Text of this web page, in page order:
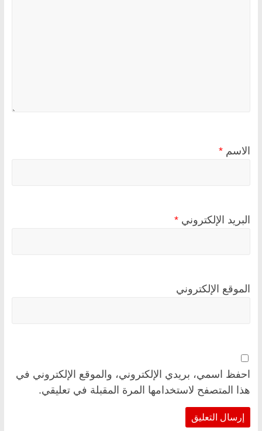
الاسم *
البريد الإلكتروني *
الموقع الإلكتروني
احفظ اسمي، بريدي الإلكتروني، والموقع الإلكتروني في
هذا المتصفح لاستخدامها المرة المقبلة في تعليقي.